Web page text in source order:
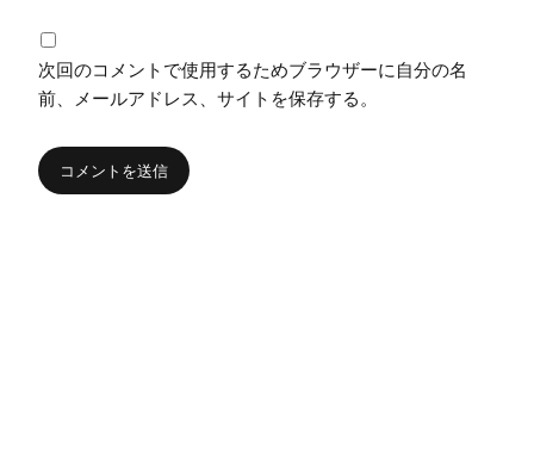
次回のコメントで使用するためブラウザーに自分の名
前、メールアドレス、サイトを保存する。